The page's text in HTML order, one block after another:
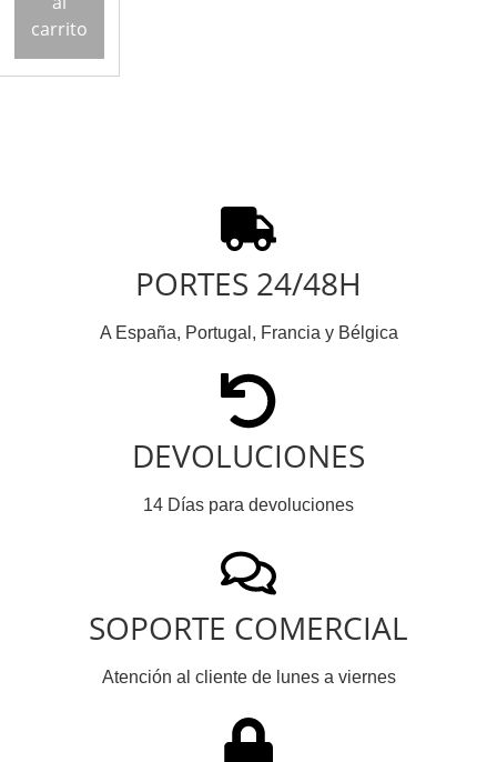
carrito
PORTES 24/48H
A España, Portugal, Francia y Bélgica
DEVOLUCIONES
14 Días para devoluciones
SOPORTE COMERCIAL
Atención al cliente de lunes a viernes